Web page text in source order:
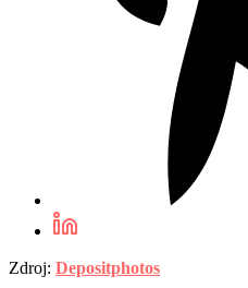
Zdroj: Depositphotos